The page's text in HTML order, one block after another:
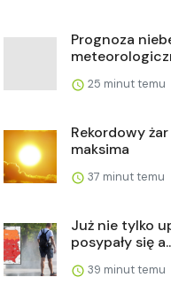
Prognoza
25 minut temu
Rekordowy
maksima
37 minut temu
Już nie tylko
posypały się
39 minut temu